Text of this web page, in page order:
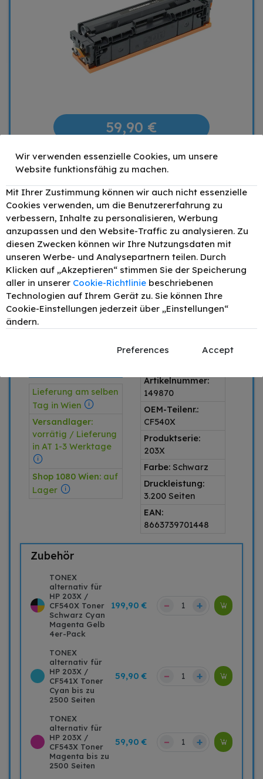
59,90 €
Mengenrabatt
Stückpreis
1
59,90 €
2
53,91 € - 10%
4 50,92 € - 15%
6 47,92 € - 20%
– +
IN DEN WARENKORB
Preis inkl. MwSt. zzgl.Versand
1 x Schwarz
Lieferung am selben
Tag in Wien
Versandlager:
vorrätig / Lieferung
in AT 1-3 Werktage
Shop 1080 Wien: auf
Lager
alternativ
Artikelnummer:
149870
OEM-Teilenr.:
CF540X
Produktserie:
203X
Farbe: Schwarz
Druckleistung:
3.200 Seiten
EAN:
8663739701448
Zubehör
TONEX
alternativ für
HP 203X /
CF540X Toner
Schwarz Cyan
Magenta Gelb
4er-Pack
199,90 € – +
TONEX
alternativ für
HP 203X /
CF541X Toner
Cyan bis zu
2500 Seiten
59,90 € – +
TONEX
alternativ für
HP 203X /
CF543X Toner
Magenta bis zu
2500 Seiten
59,90 € – +
Wir verwenden essenzielle Cookies, um unsere
Website funktionsfähig zu machen.
Mit Ihrer Zustimmung können wir auch nicht essenzielle
Cookies verwenden, um die Benutzererfahrung zu
verbessern, Inhalte zu personalisieren, Werbung
anzupassen und den Website-Traffic zu analysieren. Zu
diesen Zwecken können wir Ihre Nutzungsdaten mit
unseren Werbe- und Analysepartnern teilen. Durch
Klicken auf „Akzeptieren“ stimmen Sie der Speicherung
aller in unserer Cookie-Richtlinie beschriebenen
Technologien auf Ihrem Gerät zu. Sie können Ihre
Cookie-Einstellungen jederzeit über „Einstellungen“
ändern.
Preferences Accept